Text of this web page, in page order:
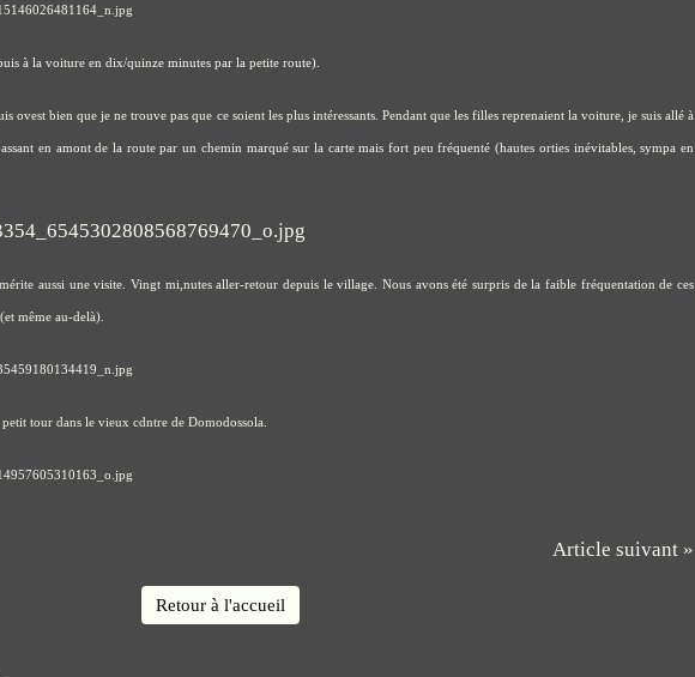
à la voiture en dix/quinze minutes par la petite route).
ovest bien que je ne trouve pas que ce soient les plus intéressants. Pendant que les filles reprenaient la voiture, je suis allé à
en amont de la route par un chemin marqué sur la carte mais fort peu fréquenté (hautes orties inévitables, sympa en
aussi une visite. Vingt mi,nutes aller-retour depuis le village. Nous avons été surpris de la faible fréquentation de ces
même au-delà).
tour dans le vieux cdntre de Domodossola.
Article suivant »
Retour à l'accueil